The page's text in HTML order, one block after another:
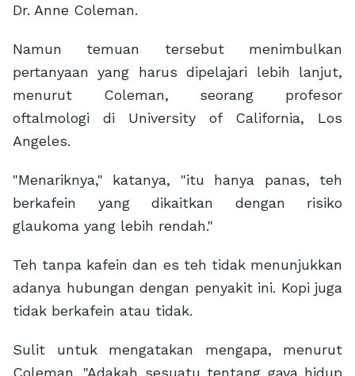
Dr. Anne Coleman.
Namun temuan tersebut menimbulkan
pertanyaan yang harus dipelajari lebih lanjut,
menurut Coleman, seorang profesor
oftalmologi di University of California, Los
Angeles.
"Menariknya," katanya, "itu hanya panas, teh
berkafein yang dikaitkan dengan risiko
glaukoma yang lebih rendah."
Teh tanpa kafein dan es teh tidak menunjukkan
adanya hubungan dengan penyakit ini. Kopi juga
tidak berkafein atau tidak.
Sulit untuk mengatakan mengapa, menurut
Coleman. "Adakah sesuatu tentang gaya hidup